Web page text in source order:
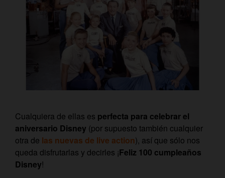
Cualquiera de ellas es perfecta para celebrar el
aniversario Disney (por supuesto también cualquier
otra de las nuevas de live action), así que sólo nos
queda disfrutarlas y decirles ¡Feliz 100 cumpleaños
Disney!